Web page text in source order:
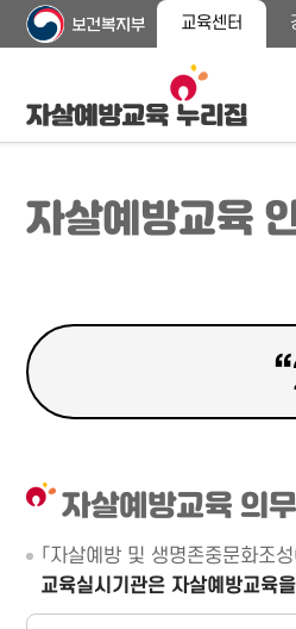
뉴
기
바
교육센터
자살예방교육
자살예방교육 의
「자살예방 및 생명존중문화
교육실시기관은 자살예방교육